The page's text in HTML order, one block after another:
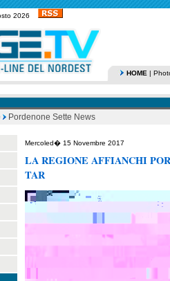
2026
HOME |
Pordenone Sette News
Mercoled� 15 Novembre 2017
LA REGIONE AFFIANCHI
TAR